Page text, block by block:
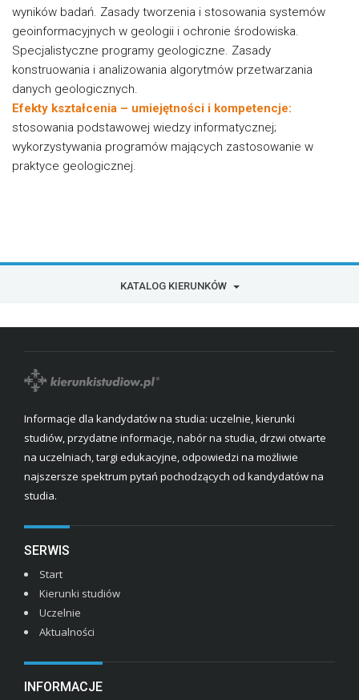
wyników badań. Zasady tworzenia i stosowania systemów
geoinformacyjnych w geologii i ochronie środowiska.
Specjalistyczne programy geologiczne. Zasady
konstruowania i analizowania algorytmów przetwarzania
danych geologicznych.
Efekty kształcenia – umiejętności i kompetencje:
stosowania podstawowej wiedzy informatycznej;
wykorzystywania programów mających zastosowanie w
praktyce geologicznej.
KATALOG KIERUNKÓW
Informacje dla kandydatów na studia: uczelnie, kierunki
studiów, przydatne informacje, nabór na studia, drzwi otwarte
na uczelniach, targi edukacyjne, odpowiedzi na możliwie
najszersze spektrum pytań pochodzących od kandydatów na
studia.
SERWIS
Start
Kierunki studiów
Uczelnie
Aktualności
INFORMACJE